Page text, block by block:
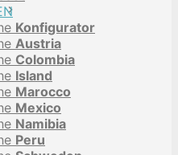
Konfigurator
Austria
Colombia
Island
Marocco
Mexico
Namibia
Peru